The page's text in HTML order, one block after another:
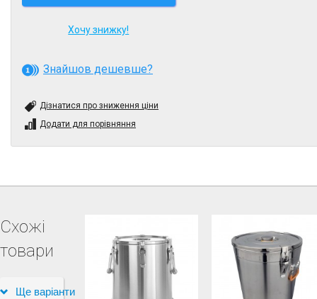
Хочу знижку!
Знайшов дешевше?
Дізнатися про зниження ціни
Додати для порівняння
Схожі
товари
Ще варіанти